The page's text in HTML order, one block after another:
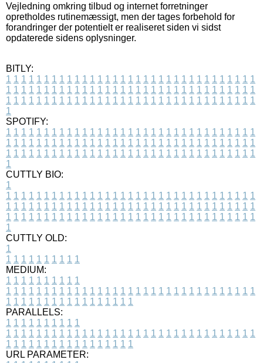
Vejledning omkring tilbud og internet forretninger
opretholdes rutinemæssigt, men der tages forbehold for
forandringer der potentielt er realiseret siden vi sidst
opdaterede sidens oplysninger.
BITLY:
1 1 1 1 1 1 1 1 1 1 1 1 1 1 1 1 1 1 1 1 1 1 1 1 1 1 1 1 1 1 1 1 1
1 1 1 1 1 1 1 1 1 1 1 1 1 1 1 1 1 1 1 1 1 1 1 1 1 1 1 1 1 1 1 1 1
1 1 1 1 1 1 1 1 1 1 1 1 1 1 1 1 1 1 1 1 1 1 1 1 1 1 1 1 1 1 1 1 1
1
SPOTIFY:
1 1 1 1 1 1 1 1 1 1 1 1 1 1 1 1 1 1 1 1 1 1 1 1 1 1 1 1 1 1 1 1 1
1 1 1 1 1 1 1 1 1 1 1 1 1 1 1 1 1 1 1 1 1 1 1 1 1 1 1 1 1 1 1 1 1
1 1 1 1 1 1 1 1 1 1 1 1 1 1 1 1 1 1 1 1 1 1 1 1 1 1 1 1 1 1 1 1 1
1
CUTTLY BIO:
1
1 1 1 1 1 1 1 1 1 1 1 1 1 1 1 1 1 1 1 1 1 1 1 1 1 1 1 1 1 1 1 1 1
1 1 1 1 1 1 1 1 1 1 1 1 1 1 1 1 1 1 1 1 1 1 1 1 1 1 1 1 1 1 1 1 1
1 1 1 1 1 1 1 1 1 1 1 1 1 1 1 1 1 1 1 1 1 1 1 1 1 1 1 1 1 1 1 1 1
1
CUTTLY OLD:
1
1 1 1 1 1 1 1 1 1 1
MEDIUM:
1 1 1 1 1 1 1 1 1 1
1 1 1 1 1 1 1 1 1 1 1 1 1 1 1 1 1 1 1 1 1 1 1 1 1 1 1 1 1 1 1 1 1
1 1 1 1 1 1 1 1 1 1 1 1 1 1 1 1 1
PARALLELS:
1 1 1 1 1 1 1 1 1 1
1 1 1 1 1 1 1 1 1 1 1 1 1 1 1 1 1 1 1 1 1 1 1 1 1 1 1 1 1 1 1 1 1
1 1 1 1 1 1 1 1 1 1 1 1 1 1 1 1 1
URL PARAMETER: